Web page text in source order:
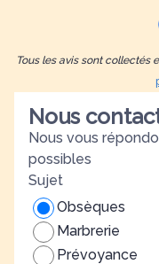
disponibilité et
discrétion et votre
grand réconfort.
Tous les avis sont collectés
Nous
Nous vous
possibles
Sujet
Obsèques
Marbrerie
Prévoyance